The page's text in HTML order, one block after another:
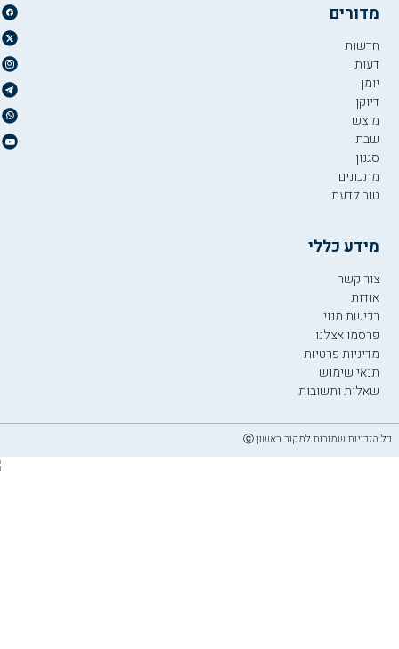
מדורים
חדשות
דעות
יומן
דיוקן
מוצש
שבת
סגנון
מתכונים
טוב לדעת
מידע כללי
צור קשר
אודות
רכישת מנוי
פרסמו אצלנו
מדיניות פרטיות
תנאי שימוש
שאלות ותשובות
כל הזכויות שמורות למקור ראשון ⓒ